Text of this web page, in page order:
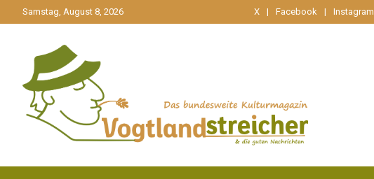
zum
Samstag, August 8, 2026 X Facebook Instagram
Vogtlandstreicher